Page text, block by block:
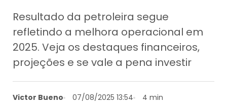
Resultado da petroleira segue
refletindo a melhora operacional em
2025. Veja os destaques financeiros,
projeções e se vale a pena investir
Victor Bueno 07/08/2025 13:54 4 min